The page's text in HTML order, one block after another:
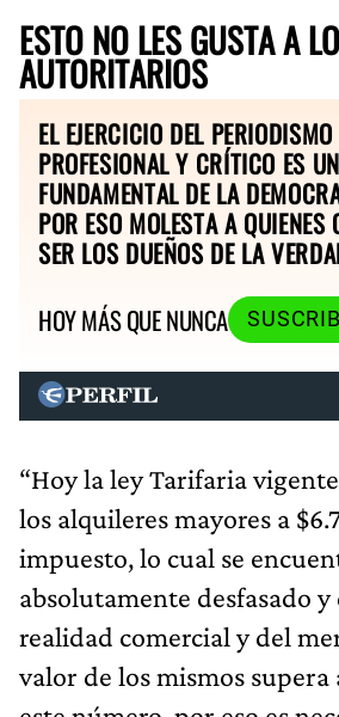
ESTO NO LES GUSTA A
AUTORITARIOS
EL EJERCICIO DEL PERIODISMO
PROFESIONAL Y CRÍTICO ES
FUNDAMENTAL DE LA
POR ESO MOLESTA A QUIENES
SER LOS DUEÑOS DE LA
HOY MÁS QUE NUNCA
“Hoy la ley Tarifaria
los alquileres mayores a
impuesto, lo cual se
absolutamente desfasado
realidad comercial y del
valor de los mismos